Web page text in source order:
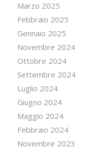
Marzo 2025
Febbraio 2025
Gennaio 2025
Novembre 2024
Ottobre 2024
Settembre 2024
Luglio 2024
Giugno 2024
Maggio 2024
Febbraio 2024
Novembre 2023